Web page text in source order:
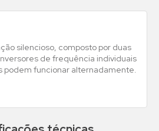
silencioso, composto por duas
de frequência individuais
podem funcionar alternadamente.